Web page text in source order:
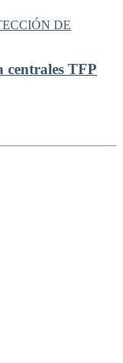
DE
centrales TFP